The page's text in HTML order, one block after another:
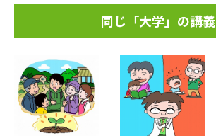
同じ「大学」の講義